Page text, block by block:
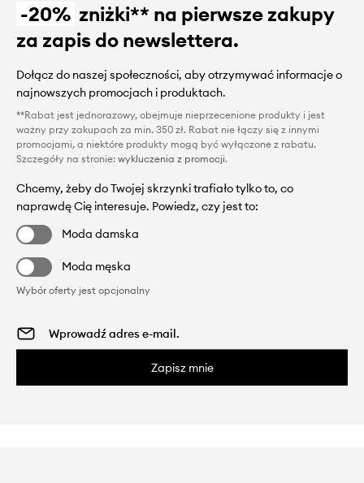
-20% zniżki** na pierwsze zakupy
za zapis do newslettera.
Dołącz do naszej społeczności, aby otrzymywać informacje o
najnowszych promocjach i produktach.
**Rabat jest jednorazowy, obejmuje nieprzecenione produkty i jest
ważny przy zakupach za min. 350 zł. Rabat nie łączy się z innymi
promocjami, a niektóre produkty mogą być wyłączone z rabatu.
Szczegóły na stronie: wykluczenia z promocji.
Chcemy, żeby do Twojej skrzynki trafiało tylko to, co
naprawdę Cię interesuje. Powiedz, czy jest to:
Moda damska
Moda męska
Wybór oferty jest opcjonalny
Zapisz mnie